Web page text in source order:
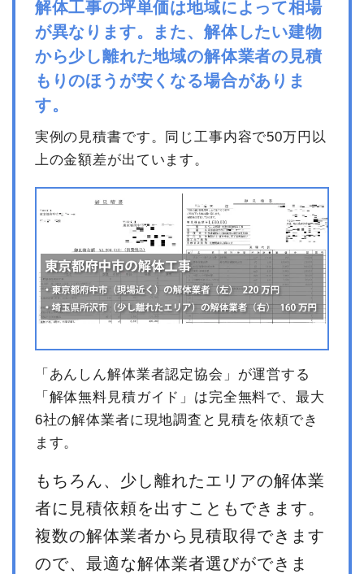
品名 数量 単価
金額
内装解体住宅33坪1階建
33坪 31,000円 1,023,000円
諸経費
0円
消費税
102,300円
1,125,300円
解体工事の坪単価は地域によって相場
が異なります。また、解体したい建物
から少し離れた地域の解体業者の見積
もりのほうが安くなる場合がありま
す。
実例の見積書です。同じ工事内容で50万円以
上の金額差が出ています。
「あんしん解体業者認定協会」が運営する
「解体無料見積ガイド」は完全無料で、最大
6社の解体業者に現地調査と見積を依頼でき
ます。
もちろん、少し離れたエリアの解体業
者に見積依頼を出すこともできます。
複数の解体業者から見積取得できます
ので、最適な解体業者選びができま